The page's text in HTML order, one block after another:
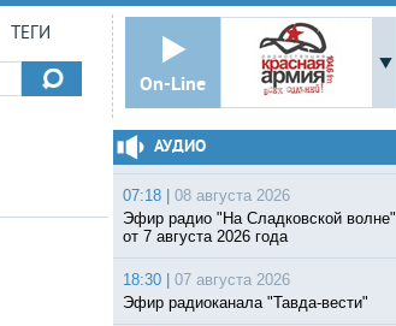
ТЕГИ
On-Line
АУДИО
07:18 |
08 августа 2026
Эфир радио "На Сладковской волне"
от 7 августа 2026 года
18:30 |
07 августа 2026
Эфир радиоканала "Тавда-вести"